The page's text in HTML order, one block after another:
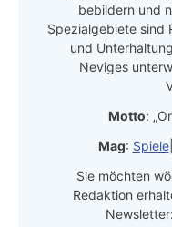
bebildern und
Spezialgebiete sind
und
Neviges
Motto:
Mag: Spiele|
Sie möchten
Redaktion
Newsletter: